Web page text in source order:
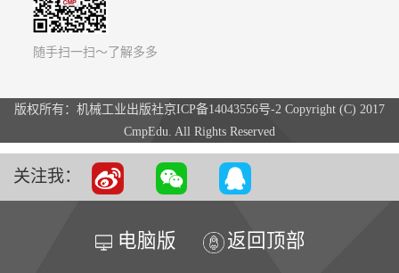
随手扫一扫～了解多多
版权所有：机械工业出版社京ICP备14043556号-2 Copyright (C) 2017
CmpEdu. All Rights Reserved
关注我：
电脑版 返回顶部